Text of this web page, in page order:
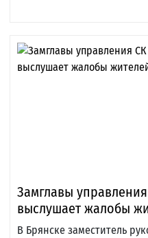
Замглавы
выслушает жалобы
В Брянске заместитель